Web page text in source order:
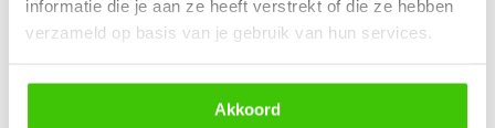
informatie die je aan ze heeft verstrekt of die ze hebben
verzameld op basis van je gebruik van hun services.
Akkoord
180 g
180 g
Dé kruidenmix voor al je
rundvlees. De koffie v...